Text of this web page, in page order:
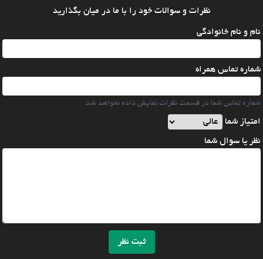
نظرات و سوالات خود را با ما در میان بگذارید
نام و نام خانوادگی
شماره تماس همراه
شماره تماس شما در قسمت نظرات نمایش داده نخواهد شد.
امتیاز شما
نظر یا سوال شما
ثبت نظر